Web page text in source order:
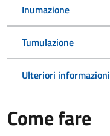
Inumazione
Tumulazione
Ulteriori informazioni
Come fare